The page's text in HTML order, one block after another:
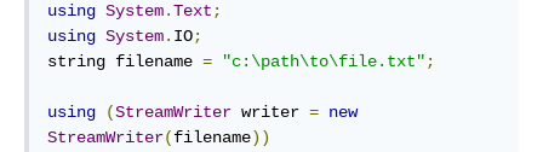
using System.Text ;
using System. IO;
string filename = "c:\path\to\file.txt" ;
using (StreamWriter writer = new
StreamWriter(filename))